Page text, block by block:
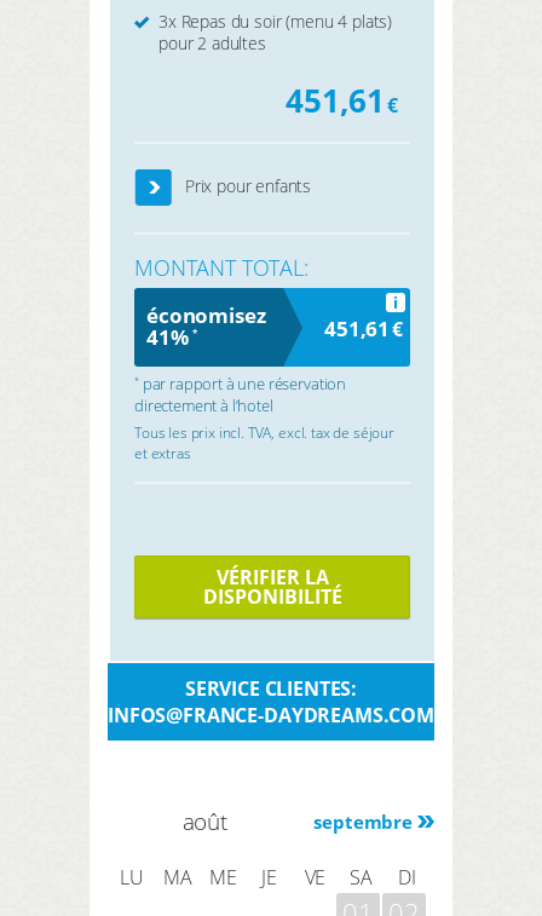
3x Repas du soir (menu 4 plats)
pour 2 adultes
451,61 €
Prix pour enfants
MONTANT TOTAL:
économisez
41%*
i
451,61 €
*par rapport à une réservation
directement à l’hotel
Tous les prix incl. TVA, excl. tax de séjour
et extras
VÉRIFIER LA
DISPONIBILITÉ
SERVICE CLIENTES:
INFOS@FRANCE-DAYDREAMS.COM
septembre
août
LU MA ME JE VE SA DI